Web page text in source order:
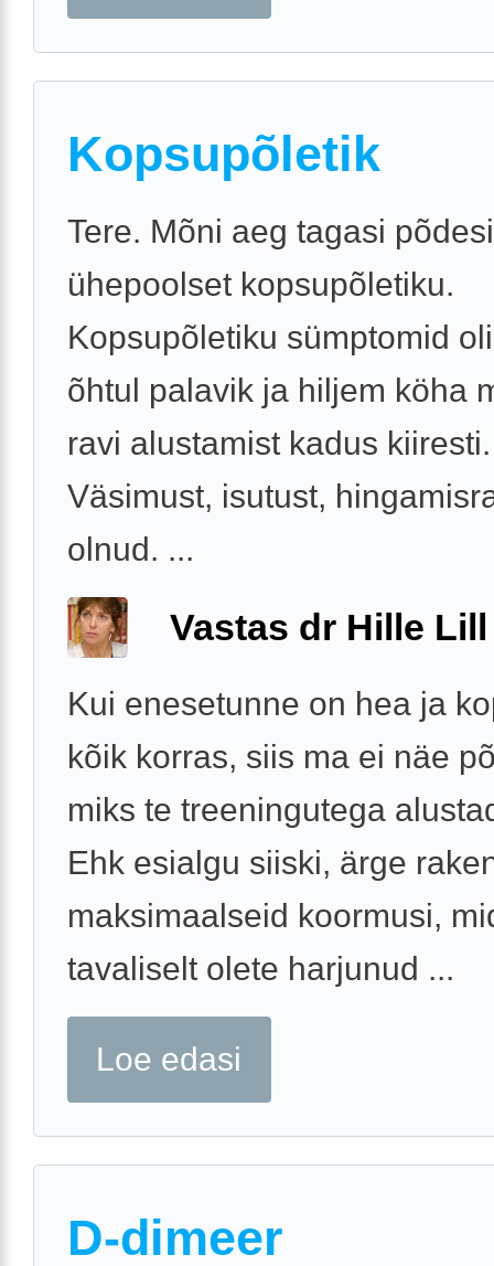
Kopsupõletik
Tere. Mõni aeg tagasi
ühepoolset kopsupõletiku.
Kopsupõletiku sümptomid
õhtul palavik ja hiljem köha
ravi alustamist kadus kiiresti.
Väsimust, isutust,
olnud. ...
Vastas dr Hille Lill
Kui enesetunne on hea ja
kõik korras, siis ma ei näe
miks te treeningutega
Ehk esialgu siiski, ärge
maksimaalseid koormusi,
tavaliselt olete harjunud ...
Loe edasi
D-dimeer